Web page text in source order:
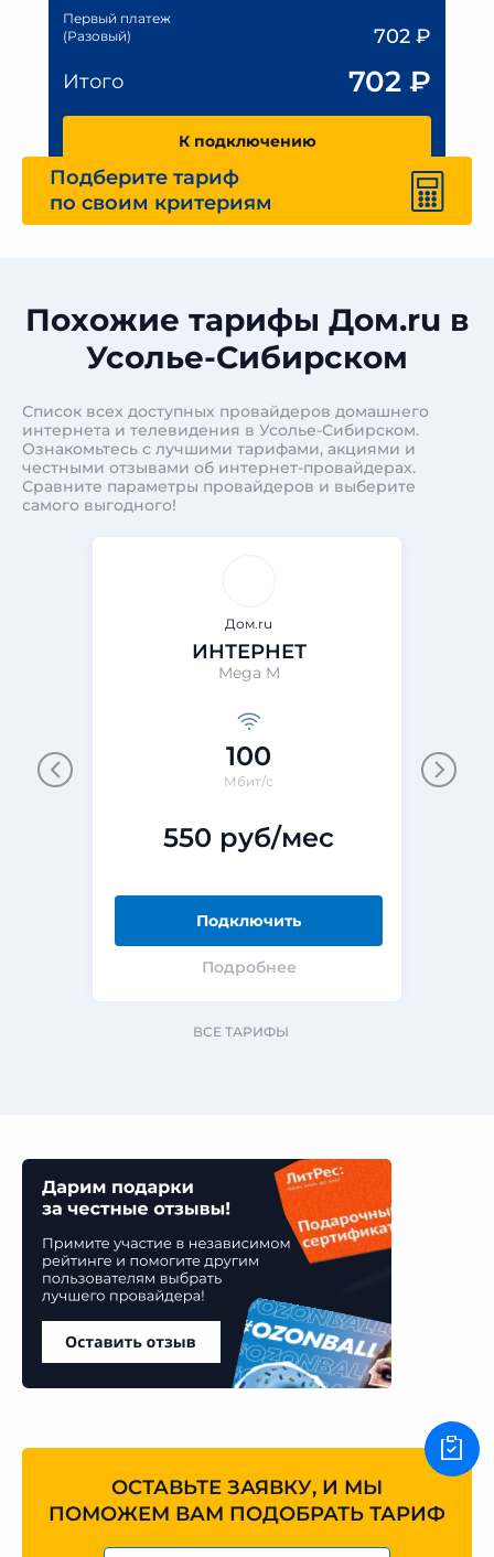
Первый платеж
(Разовый)
702 ₽
Итого
702 ₽
К подключению
Подберите тариф
по своим критериям
Похожие тарифы Дом.ru в
Усолье-Сибирском
Список всех доступных провайдеров домашнего
интернета и телевидения в Усолье-Сибирском.
Ознакомьтесь с лучшими тарифами, акциями и
честными отзывами об интернет-провайдерах.
Сравните параметры провайдеров и выберите
самого выгодного!
Дом.ru
ИНТЕРНЕТ
Mega M
100
Мбит/с
550 руб/мес
Подключить
Подробнее
ВСЕ ТАРИФЫ
ОСТАВЬТЕ ЗАЯВКУ, И МЫ
ПОМОЖЕМ ВАМ ПОДОБРАТЬ ТАРИФ